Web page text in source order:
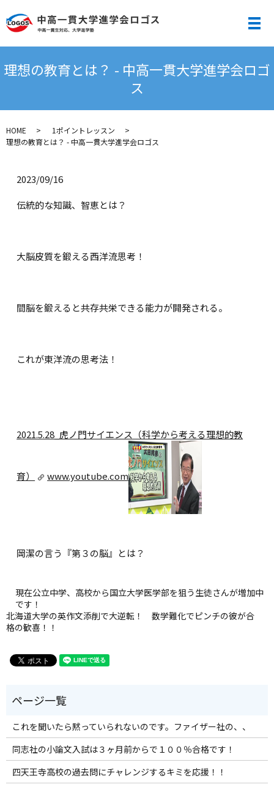
メ
理想の教育とは？ - 中高一貫大学進学会ロゴ
ス
HOME
1ポイントレッスン
理想の教育とは？ - 中高一貫大学進学会ロゴス
2023/09/16
伝統的な知識、智恵とは？
大脳皮質を鍛える西洋流思考！
間脳を鍛えると共存共栄できる能力が開発される。
これが東洋流の思考法！
2021.5.28_虎ノ門サイエンス（科学から考える理想的教
育） www.youtube.com
岡潔の言う『第３の脳』とは？
現在公立中学、高校から国立大学医学部を狙う生徒さんが増加中
です！
北海道大学の英作文添削で大逆転！ 数学難化でピンチの彼が合
格の歓喜！！
これを聞いたら黙っていられないのです。ファイザー社の、、
同志社の小論文入試は３ヶ月前からで１００％合格です！
四天王寺高校の過去問にチャレンジするキミを応援！！